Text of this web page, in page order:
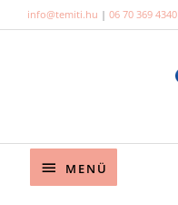
to
info@temiti.hu | 06 70 369 4340
Below
MENÜ